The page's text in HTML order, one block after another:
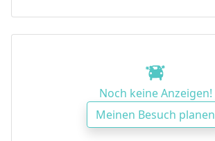
Noch keine Anzeigen!
Meinen Besuch planen